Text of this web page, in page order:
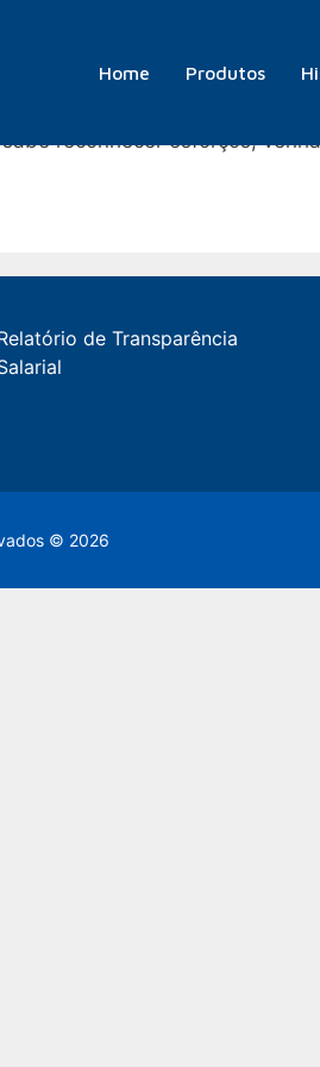
Home Produtos
reconhecer esforços,
de Transparência
© 2026